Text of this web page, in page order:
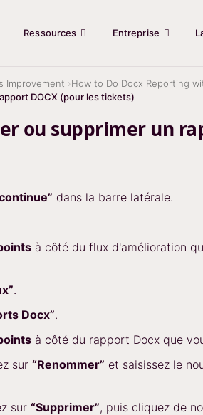
Ressources Entreprise
Improvement
How to Do Docx Reporting
DOCX (pour les tickets)
ou supprimer un
dans la barre latérale.
à côté du flux d'amélioration
.
Docx”.
à côté du rapport Docx que
sur “Renommer” et saisissez le
sur “Supprimer”, puis cliquez de